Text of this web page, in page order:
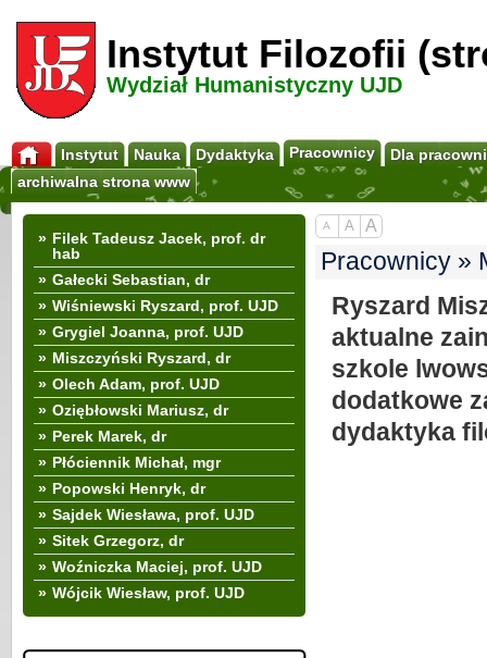
Instytut Filozofii
Wydział Humanistyczny UJD
Instytut Nauka Dydaktyka Pracownicy
Dla
archiwalna strona www
» Filek Tadeusz Jacek, prof. dr
hab
» Gałecki Sebastian, dr
» Wiśniewski Ryszard, prof. UJD
» Grygiel Joanna, prof. UJD
» Miszczyński Ryszard, dr
» Olech Adam, prof. UJD
» Oziębłowski Mariusz, dr
» Perek Marek, dr
» Płóciennik Michał, mgr
» Popowski Henryk, dr
» Sajdek Wiesława, prof. UJD
» Sitek Grzegorz, dr
» Woźniczka Maciej, prof. UJD
» Wójcik Wiesław, prof. UJD
A A A
Pracownicy »
Ryszard
aktualne
szkole
dodatkowe
dydaktyka